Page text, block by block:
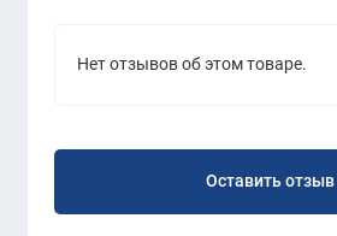
Нет отзывов об этом товаре.
Оставить отзыв